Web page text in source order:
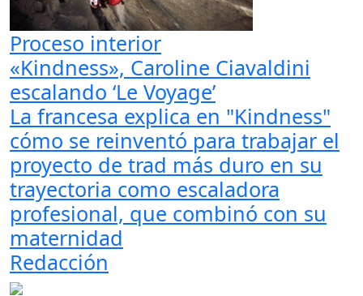
Proceso interior
«Kindness», Caroline Ciavaldini
escalando ‘Le Voyage’
La francesa explica en "Kindness"
cómo se reinventó para trabajar el
proyecto de trad más duro en su
trayectoria como escaladora
profesional, que combinó con su
maternidad
Redacción